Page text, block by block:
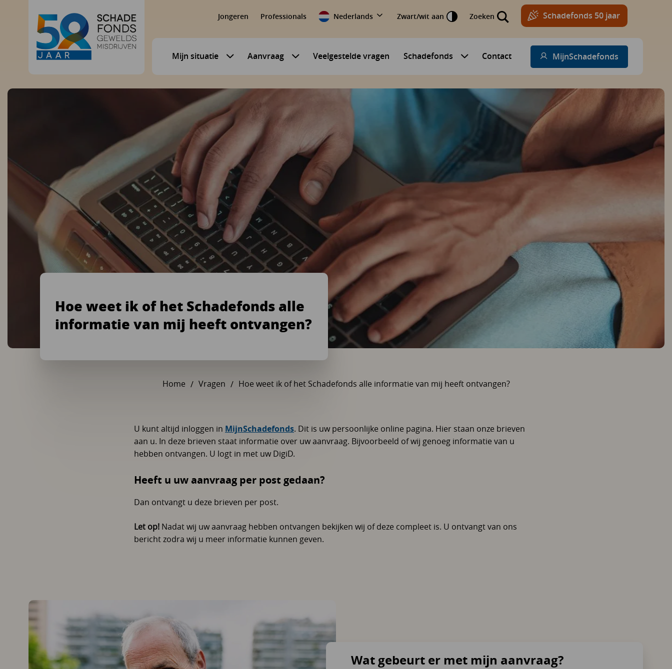
Jongeren Professionals Nederlands Zwart/wit aan Zoeken Schadefonds 50 jaar
Mijn situatie
Aanvraag
Veelgestelde vragen
Schadefonds
Submenu voor Schadefonds
Contact MijnSchadefonds
Hoe weet ik of het Schadefonds alle
informatie van mij heeft ontvangen?
U bent hier:
Home Vragen Hoe weet ik of het Schadefonds alle informatie van mij heeft ontvangen?
U kunt altijd inloggen in MijnSchadefonds. Dit is uw persoonlijke online pagina. Hier staan onze brieven
aan u. In deze brieven staat informatie over uw aanvraag. Bijvoorbeeld of wij genoeg informatie van u
hebben ontvangen. U logt in met uw DigiD.
Heeft u uw aanvraag per post gedaan?
Dan ontvangt u deze brieven per post.
Let op! Nadat wij uw aanvraag hebben ontvangen bekijken wij of deze compleet is. U ontvangt van ons
bericht zodra wij u meer informatie kunnen geven.
Wat gebeurt er met mijn aanvraag?